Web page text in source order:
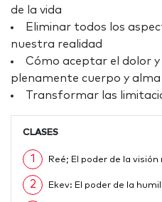
de la vida
Eliminar todos los
nuestra realidad
Cómo aceptar el dolor
plenamente cuerpo y alma
Transformar las
CLASES
1 Reé; El poder de la
2 Ekev: El poder de la